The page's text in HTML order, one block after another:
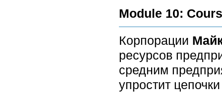
Module 10:
Корпорации
ресурсов
средним
упростит